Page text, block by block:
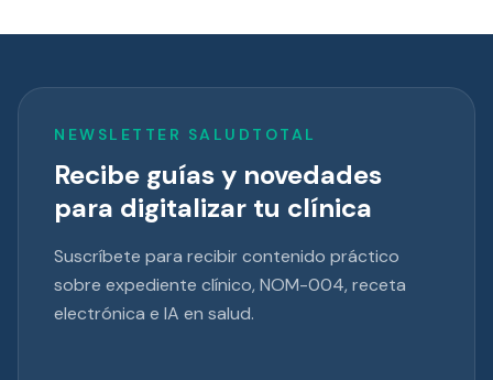
NEWSLETTER SALUDTOTAL
Recibe guías y novedades
para digitalizar tu clínica
Suscríbete para recibir contenido práctico
sobre expediente clínico, NOM-004, receta
electrónica e IA en salud.